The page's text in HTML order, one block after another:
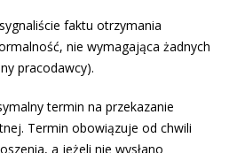
faktu otrzymania
nie wymagająca żadnych
pracodawcy).
termin na przekazanie
Termin obowiązuje od chwili
a jeżeli nie wysłano